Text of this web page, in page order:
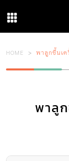
HOME พาลูกขึ้นเค
พาลู